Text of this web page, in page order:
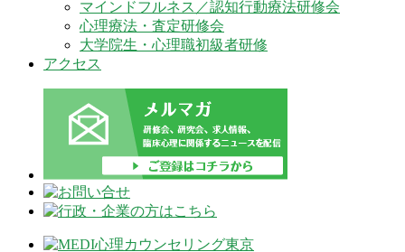
マインドフルネス／認知行動療法研修会
心理療法・査定研修会
大学院生・心理職初級者研修
アクセス